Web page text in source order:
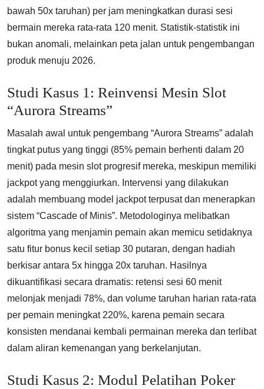
bawah 50x taruhan) per jam meningkatkan durasi sesi
bermain mereka rata-rata 120 menit. Statistik-statistik ini
bukan anomali, melainkan peta jalan untuk pengembangan
produk menuju 2026.
Studi Kasus 1: Reinvensi Mesin Slot
“Aurora Streams”
Masalah awal untuk pengembang “Aurora Streams” adalah
tingkat putus yang tinggi (85% pemain berhenti dalam 20
menit) pada mesin slot progresif mereka, meskipun memiliki
jackpot yang menggiurkan. Intervensi yang dilakukan
adalah membuang model jackpot terpusat dan menerapkan
sistem “Cascade of Minis”. Metodologinya melibatkan
algoritma yang menjamin pemain akan memicu setidaknya
satu fitur bonus kecil setiap 30 putaran, dengan hadiah
berkisar antara 5x hingga 20x taruhan. Hasilnya
dikuantifikasi secara dramatis: retensi sesi 60 menit
melonjak menjadi 78%, dan volume taruhan harian rata-rata
per pemain meningkat 220%, karena pemain secara
konsisten mendanai kembali permainan mereka dan terlibat
dalam aliran kemenangan yang berkelanjutan.
Studi Kasus 2: Modul Pelatihan Poker